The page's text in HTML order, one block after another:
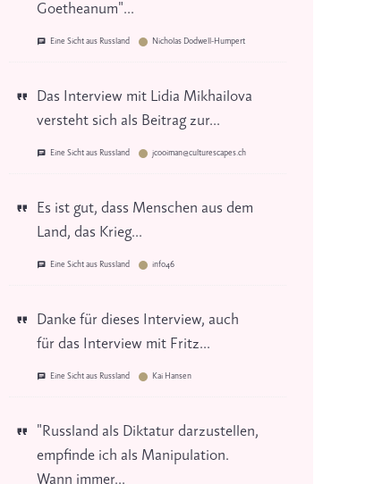
Goetheanum"...
Eine Sicht aus Russland Nicholas Dodwell-Humpert
Das Interview mit Lidia Mikhailova
versteht sich als Beitrag zur...
Eine Sicht aus Russland jcooiman@culturescapes.ch
Es ist gut, dass Menschen aus dem
Land, das Krieg...
Eine Sicht aus Russland info46
Danke für dieses Interview, auch
für das Interview mit Fritz...
Eine Sicht aus Russland Kai Hansen
"Russland als Diktatur darzustellen,
empfinde ich als Manipulation.
Wann immer...